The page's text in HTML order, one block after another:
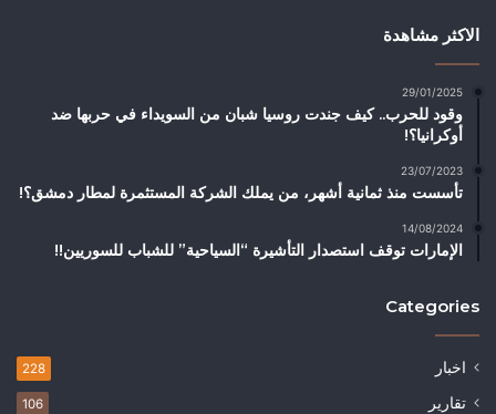
الاكثر مشاهدة
29/01/2025
وقود للحرب.. كيف جندت روسيا شبان من السويداء في حربها ضد
أوكرانيا؟!
23/07/2023
تأسست منذ ثمانية أشهر، من يملك الشركة المستثمرة لمطار دمشق؟!
14/08/2024
الإمارات توقف استصدار التأشيرة “السياحية” للشباب للسوريين!!
Categories
اخبار 228
تقارير 106